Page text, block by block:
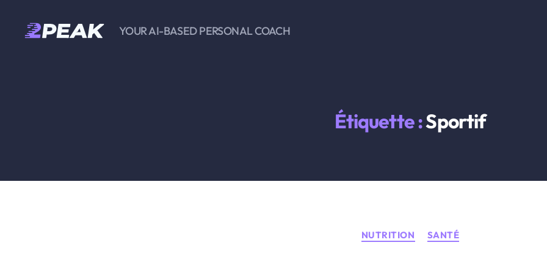
YOUR AI-BASED PERSONAL COACH
Étiquette :Sportif
Catégories
NUTRITION SANTÉ